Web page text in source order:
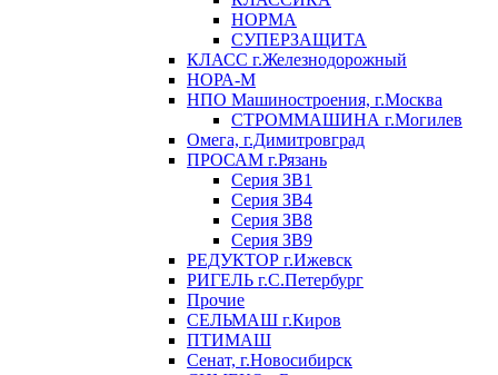
НОРМА
СУПЕРЗАЩИТА
КЛАСС г.Железнодорожный
НОРА-М
НПО Машиностроения, г.Москва
СТРОММАШИНА г.Могилев
Омега, г.Димитровград
ПРОСАМ г.Рязань
Серия ЗВ1
Серия ЗВ4
Серия ЗВ8
Серия ЗВ9
РЕДУКТОР г.Ижевск
РИГЕЛЬ г.С.Петербург
Прочие
СЕЛЬМАШ г.Киров
ПТИМАШ
Сенат, г.Новосибирск